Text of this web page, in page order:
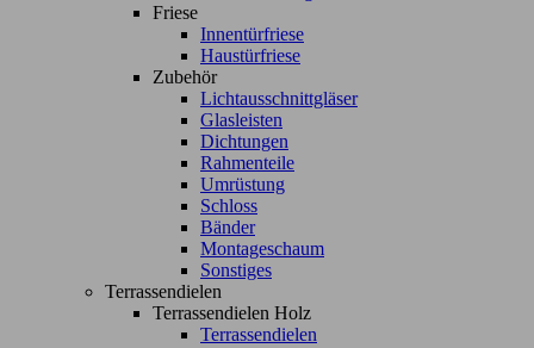
Friese
Innentürfriese
Haustürfriese
Zubehör
Lichtausschnittgläser
Glasleisten
Dichtungen
Rahmenteile
Umrüstung
Schloss
Bänder
Montageschaum
Sonstiges
Terrassendielen
Terrassendielen Holz
Terrassendielen